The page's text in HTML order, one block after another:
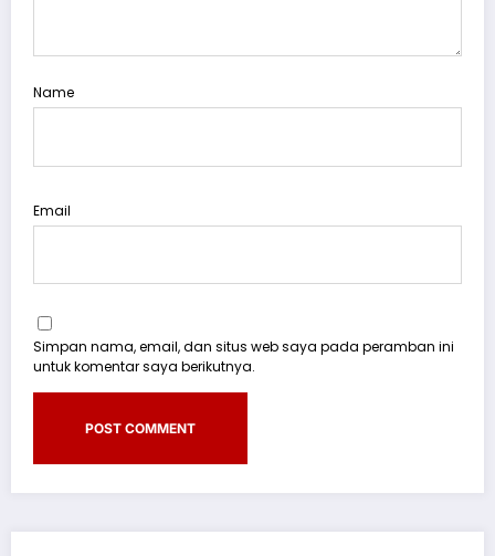
Name
Email
Simpan nama, email, dan situs web saya pada peramban ini
untuk komentar saya berikutnya.